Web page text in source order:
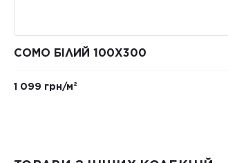
COMO БІЛИЙ 100X300
1 099 грн/м²